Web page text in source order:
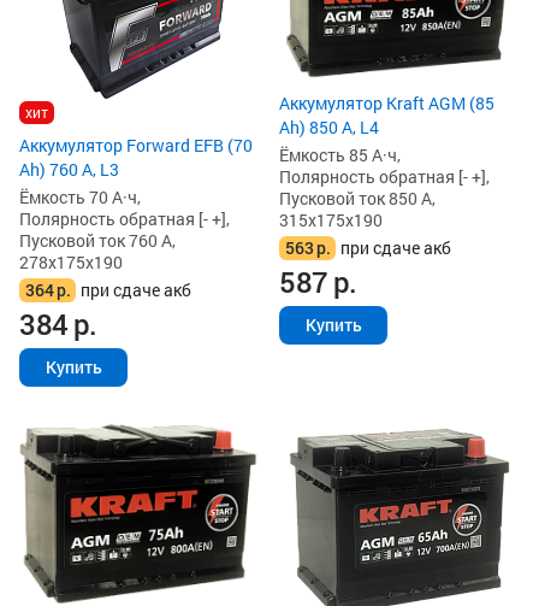
хит
Аккумулятор Forward EFB (70
Ah) 760 А, L3
Ёмкость 70 А·ч,
Полярность обратная [- +],
Пусковой ток 760 А,
278x175x190
364р. при сдаче акб
384р.
Купить
Аккумулятор Kraft AGM (85
Ah) 850 А, L4
Ёмкость 85 А·ч,
Полярность обратная [- +],
Пусковой ток 850 А,
315x175x190
563р. при сдаче акб
587р.
Купить